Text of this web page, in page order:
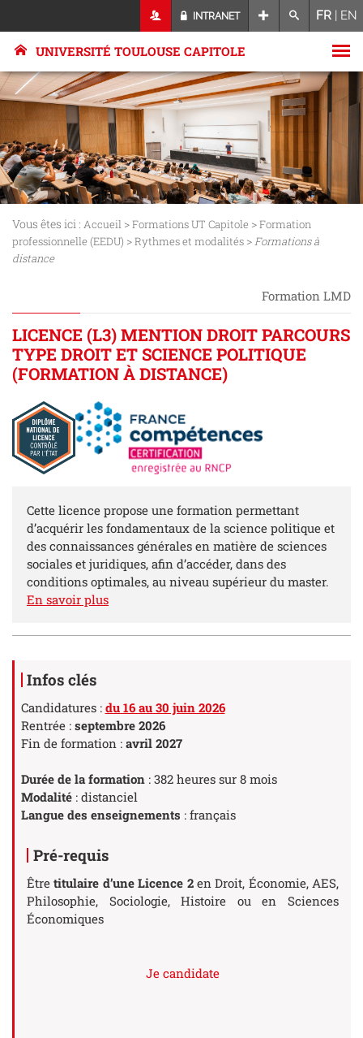
INTRANET FR | EN
UNIVERSITÉ TOULOUSE CAPITOLE
Vous êtes ici : Accueil >Formations UT Capitole >Formation
professionnelle (EEDU) >Rythmes et modalités >Formations à
distance
Formation LMD
LICENCE (L3) MENTION DROIT PARCOURS
TYPE DROIT ET SCIENCE POLITIQUE
(FORMATION À DISTANCE)
Résumé
Cette licence propose une formation permettant
d’acquérir les fondamentaux de la science politique et
des connaissances générales en matière de sciences
sociales et juridiques, afin d’accéder, dans des
conditions optimales, au niveau supérieur du master.
En savoir plus
Infos clés
Candidatures : du 16 au 30 juin 2026
Rentrée : septembre 2026
Fin de formation : avril 2027
Durée de la formation : 382 heures sur 8 mois
Modalité : distanciel
Langue des enseignements : français
Pré-requis
Êtretitulaire d’une Licence 2en Droit, Économie, AES,
Philosophie, Sociologie, Histoire ou en Sciences
Économiques
Je candidate